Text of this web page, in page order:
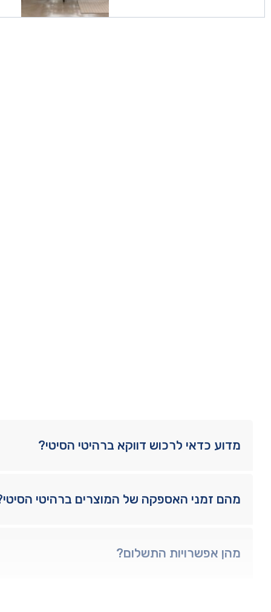
מדוע כדאי לרכוש דווקא ברהיטי הסיטי?
מהם זמני האספקה של המוצרים ברהיטי
מהן אפשרויות התשלום?